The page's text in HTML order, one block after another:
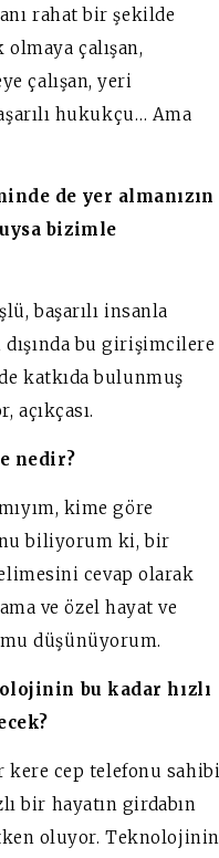
rahat bir şekilde
çalışan,
çalışan, yeri
hukukçu… Ama
de yer almanızın
bizimle
başarılı insanla
bu girişimcilere
katkıda bulunmuş
nedir?
kime göre
biliyorum ki, bir
cevap olarak
ve özel hayat ve
düşünüyorum.
bu kadar hızlı
kere cep telefonu sahibi
bir hayatın girdabın
oluyor. Teknolojinin